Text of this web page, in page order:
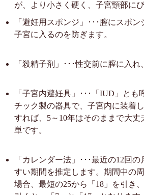
が、より小さく硬く、子宮頸部に
「避妊用スポンジ」･･･膣にスポ
子宮に入るのを防ぎます。
「殺精子剤」･･･性交前に膣に入れ
「子宮内避妊具」･･･「IUD」とも
チック製の器具で、子宮内に装着
すれば、5～10年はそのままで大丈
単です。
「カレンダー法」･･･最近の12回
すい期間を推定します。期間中の
場合、最短の25から「18」を引き